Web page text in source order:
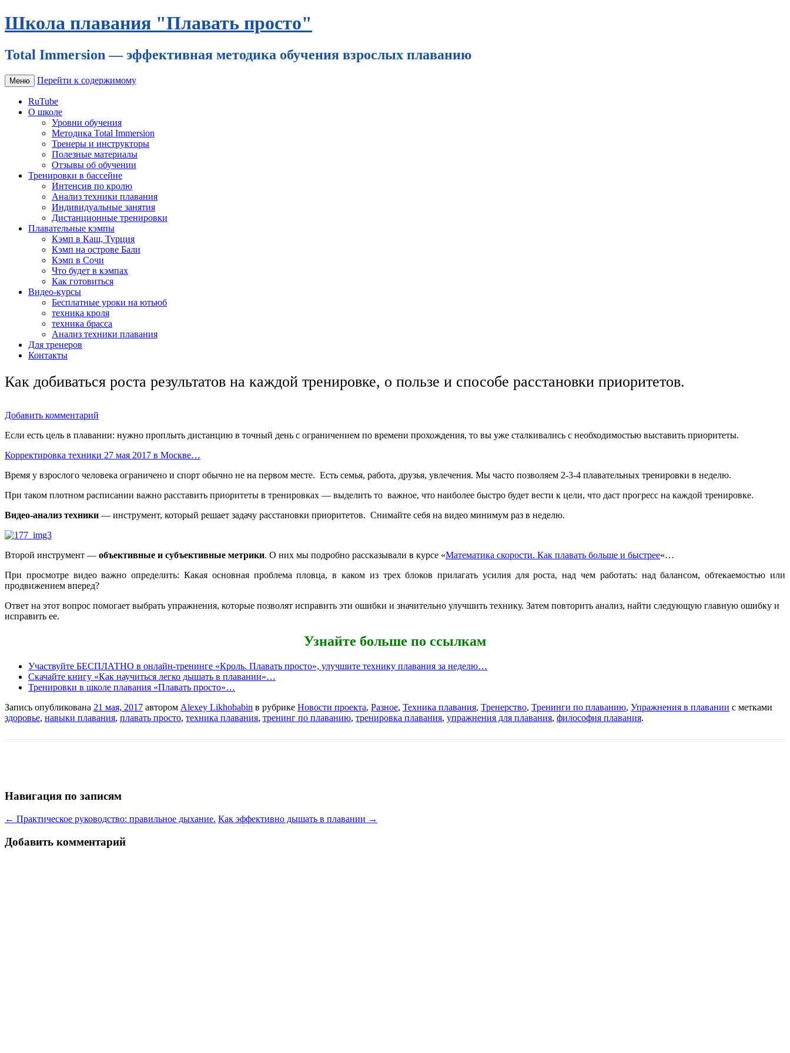
Школа плавания "Плавать просто"
Total Immersion — эффективная методика обучения взрослых плаванию
Меню Перейти к содержимому
RuTube
О школе
Уровни обучения
Методика Total Immersion
Тренеры и инструкторы
Полезные материалы
Отзывы об обучении
Тренировки в бассейне
Интенсив по кролю
Анализ техники плавания
Индивидуальные занятия
Дистанционные тренировки
Плавательные кэмпы
Кэмп в Каш, Турция
Кэмп на острове Бали
Кэмп в Сочи
Что будет в кэмпах
Как готовиться
Видео-курсы
Бесплатные уроки на ютьюб
техника кроля
техника брасса
Анализ техники плавания
Для тренеров
Контакты
Как добиваться роста результатов на каждой тренировке, о пользе и способе расстановки приоритетов.
Добавить комментарий
Если есть цель в плавании: нужно проплыть дистанцию в точный день с ограничением по времени прохождения, то вы уже сталкивались с необходимостью выставить приоритеты.
Корректировка техники 27 мая 2017 в Москве…
Время у взрослого человека ограничено и спорт обычно не на первом месте. Есть семья, работа, друзья, увлечения. Мы часто позволяем 2-3-4 плавательных тренировки в неделю.
При таком плотном расписании важно расставить приоритеты в тренировках — выделить то важное, что наиболее быстро будет вести к цели, что даст прогресс на каждой тренировке.
Видео-анализ техники — инструмент, который решает задачу расстановки приоритетов. Снимайте себя на видео минимум раз в неделю.
Второй инструмент — объективные и субъективные метрики. О них мы подробно рассказывали в курсе «Математика скорости. Как плавать больше и быстрее«…
При просмотре видео важно определить: Какая основная проблема пловца, в каком из трех блоков прилагать усилия для роста, над чем работать: над балансом, обтекаемостью или
продвижением вперед?
Ответ на этот вопрос помогает выбрать упражнения, которые позволят исправить эти ошибки и значительно улучшить технику. Затем повторить анализ, найти следующую главную ошибку и
исправить ее.
Узнайте больше по ссылкам
Участвуйте БЕСПЛАТНО в онлайн-тренинге «Кроль. Плавать просто», улучшите технику плавания за неделю…
Скачайте книгу «Как научиться легко дышать в плавании»…
Тренировки в школе плавания «Плавать просто»…
Запись опубликована 21 мая, 2017 автором Alexey Likhobabin в рубрике Новости проекта, Разное, Техника плавания, Тренерство, Тренинги по плаванию, Упражнения в плавании с метками
здоровье, навыки плавания, плавать просто, техника плавания, тренинг по плаванию, тренировка плавания, упражнения для плавания, философия плавания.
Навигация по записям
← Практическое руководство: правильное дыхание. Как эффективно дышать в плавании →
Добавить комментарий